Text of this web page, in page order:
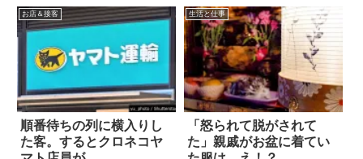
お店＆接客
順番待ちの列に横入りし
た客。するとクロネコヤ
生活と仕事
「怒られて脱がされて
た」親戚がお盆に着てい